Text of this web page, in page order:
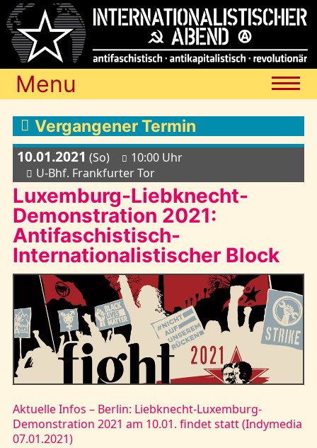
Menu
Termine
Blog
Media
Archiv
Links
Kontakt
Vergangener Termin
10.01.2021 (So)
10:00 Uhr
U-Bhf. Frankfurter Tor
Luxemburg-Liebknecht-
Demonstration 2021:
Antifaschistisch-
Internationalistischer Block
Aktuelle Infos – Berlin: Liebknecht-Luxemburg-
Demonstration 2021 am 10.01. findet statt (Indymedia
07.01.2021)